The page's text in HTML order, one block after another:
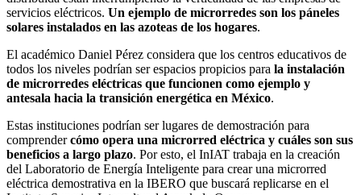
servicios eléctricos. Un ejemplo de microrredes son los páneles
solares instalados en las azoteas de los hogares.
El académico Daniel Pérez considera que los centros educativos de
todos los niveles podrían ser espacios propicios para la instalación
de microrredes eléctricas que funcionen como ejemplo y
antesala hacia la transición energética en México.
Estas instituciones podrían ser lugares de demostración para
comprendercómo opera una microrred eléctrica y cuáles son sus
beneficios a largo plazo. Por esto, el InIAT trabaja en la creación
del Laboratorio de Energía Inteligente para crear una microrred
eléctrica demostrativa en la IBERO que buscará replicarse en el